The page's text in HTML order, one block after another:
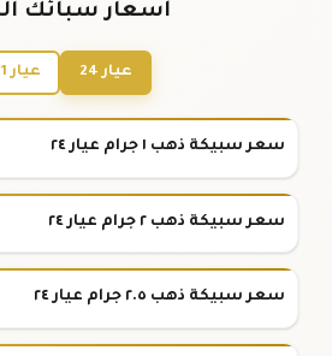
أسعار سبائك
عيار 24 عيار 21
سعر سبيكة ذهب ١ جرام عيار ٢٤
سعر سبيكة ذهب ٢ جرام عيار ٢٤
سعر سبيكة ذهب ٢.٥ جرام عيار ٢٤